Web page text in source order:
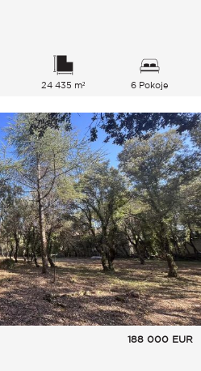
24 435 m² 6 Pokoje
188 000 EUR